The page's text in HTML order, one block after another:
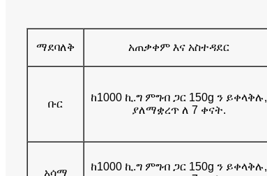
ማደባለቅ አጠቃቀም እና አስተዳደር
ቡር
ከ1000 ኪ.ግ ምግብ ጋር 150g ን ይቀላቅሉ,
ያለማቋረጥ ለ 7 ቀናት.
አሳማ
ከ1000 ኪ.ግ ምግብ ጋር 150g ን ይቀላቅሉ,